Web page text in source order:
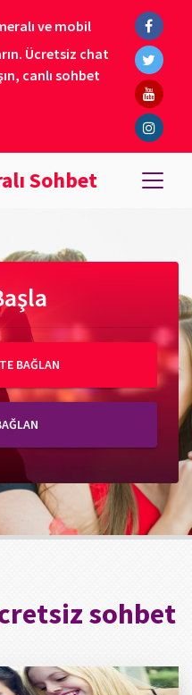
ve mobil
Ücretsiz chat
canlı sohbet
Sohbet
BAĞLAN
sohbet